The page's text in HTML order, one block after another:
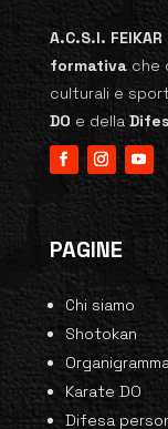
A.C.S.I. FEIKAR
formativache
culturali e
DO e della
PAGINE
Chi siamo
Shotokan
Karate DO
Difesa